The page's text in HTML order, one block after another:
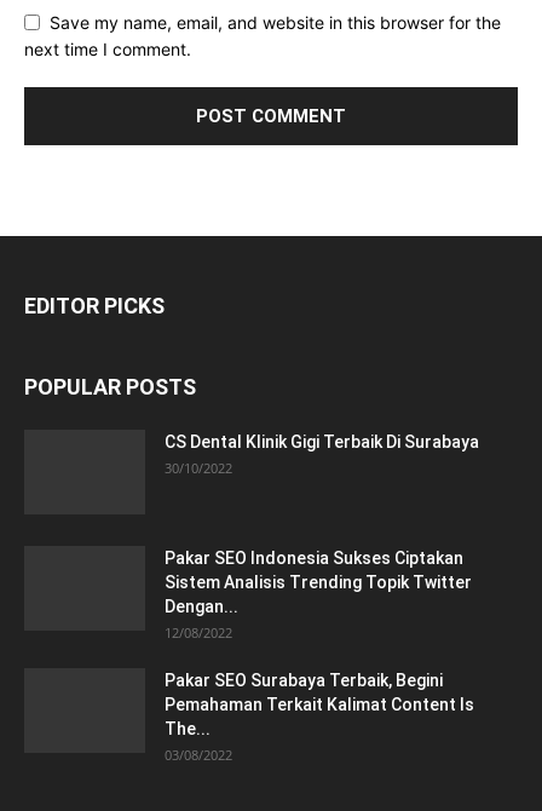
Save my name, email, and website in this browser for the
next time I comment.
EDITOR PICKS
POPULAR POSTS
CS Dental Klinik Gigi Terbaik Di Surabaya
30/10/2022
Pakar SEO Indonesia Sukses Ciptakan
Sistem Analisis Trending Topik Twitter
Dengan...
12/08/2022
Pakar SEO Surabaya Terbaik, Begini
Pemahaman Terkait Kalimat Content Is
The...
03/08/2022